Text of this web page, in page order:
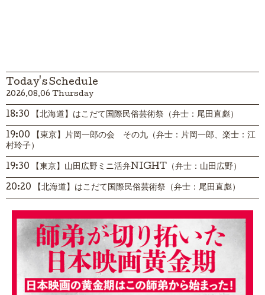
Today's Schedule
2026.08.06 Thursday
18:30 【北海道】はこだて国際民俗芸術祭（弁士：尾田直彪）
19:00 【東京】片岡一郎の会 その九（弁士：片岡一郎、楽士：江
村玲子）
19:30 【東京】山田広野ミニ活弁NIGHT（弁士：山田広野）
20:20 【北海道】はこだて国際民俗芸術祭（弁士：尾田直彪）